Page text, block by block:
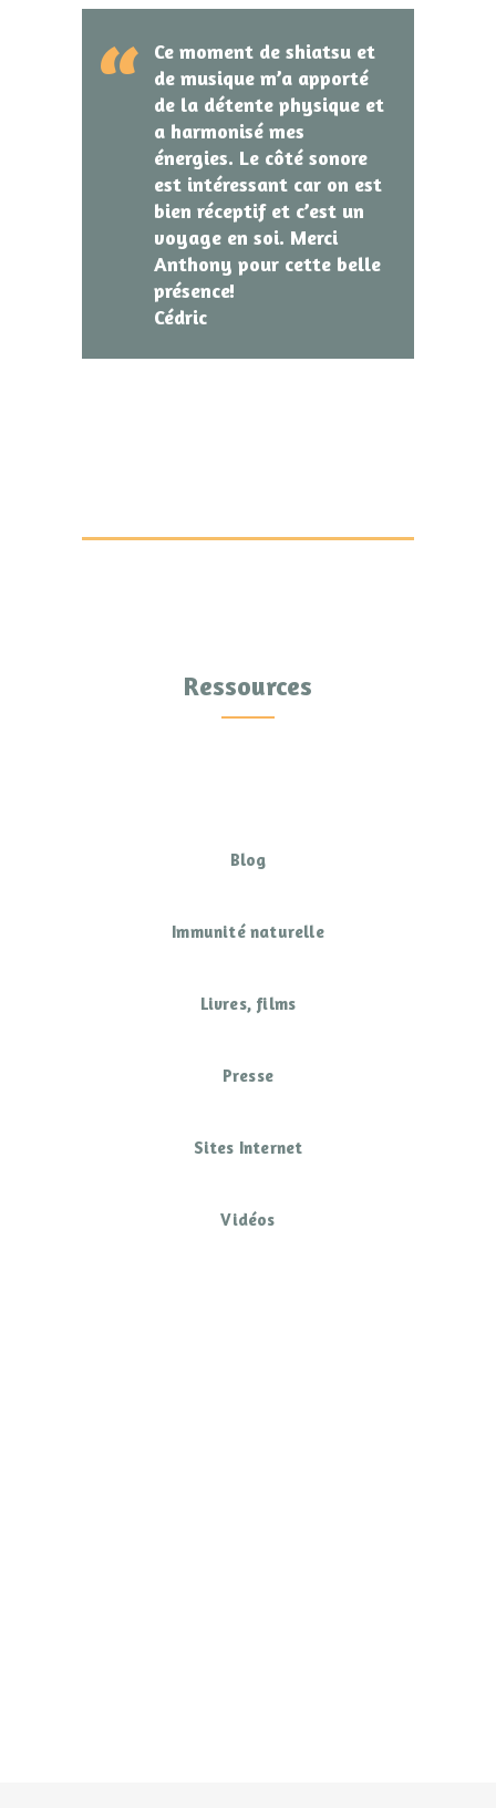
Ce moment de shiatsu et
de musique m’a apporté
de la détente physique et
a harmonisé mes
énergies. Le côté sonore
est intéressant car on est
bien réceptif et c’est un
voyage en soi. Merci
Anthony pour cette belle
présence!
Cédric
Ressources
Blog
Immunité naturelle
Livres, films
Presse
Sites Internet
Vidéos